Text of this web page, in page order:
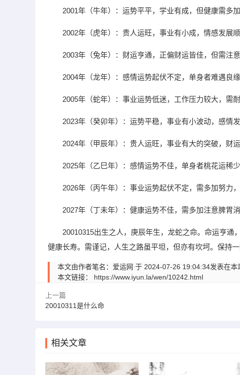
2001年（牛年）：运势平平，学业有成，但健康需多加
2002年（虎年）：贵人运旺，事业有小成，情感发展顺
2003年（兔年）：财运亨通，正偏财运皆佳，但需注意
2004年（龙年）：感情运势起伏不定，单身者难遇良
2005年（蛇年）：事业运势低迷，工作压力较大，需耐
2023年（癸卯年）：运势平稳，事业有小波动，感情发
2024年（甲辰年）：贵人运旺，事业有大的突破，财运
2025年（乙巳年）：感情运势不佳，单身者桃花运稀
2026年（丙午年）：事业运势起伏不定，需多加努力，
2027年（丁未年）：健康运势不佳，需多加注意脾胃
20010315出生之人，庚辰年生，龙蛇之命。命运亨通
健康长寿。需谨记，人生之路虽平坦，但亦有坎坷。保持
本文由作者笔名：爱运网 于 2024-07-26 19:04:34发表在
本文链接： https://www.iyun.la/wen/10242.html
上一篇
20010311是什么命
相关文章